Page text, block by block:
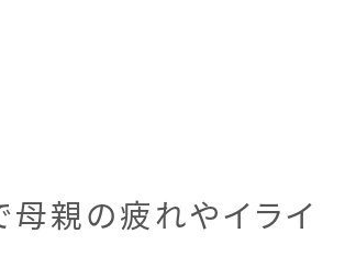
親の疲れやイライ